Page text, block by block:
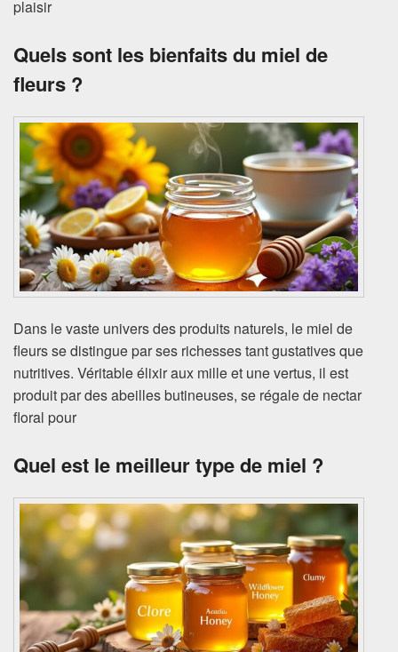
plaisir
Quels sont les bienfaits du miel de
fleurs ?
Dans le vaste univers des produits naturels, le miel de
fleurs se distingue par ses richesses tant gustatives que
nutritives. Véritable élixir aux mille et une vertus, il est
produit par des abeilles butineuses, se régale de nectar
floral pour
Quel est le meilleur type de miel ?